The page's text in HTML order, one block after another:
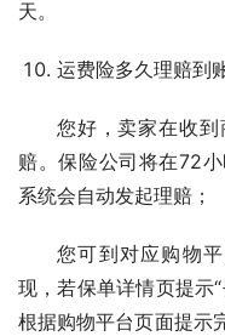
天。
运费险多久理赔到
您好，卖家在收
赔。保险公司将在72
系统会自动发起理赔；
您可到对应购物
现，若保单详情页提示
根据购物平台页面提示